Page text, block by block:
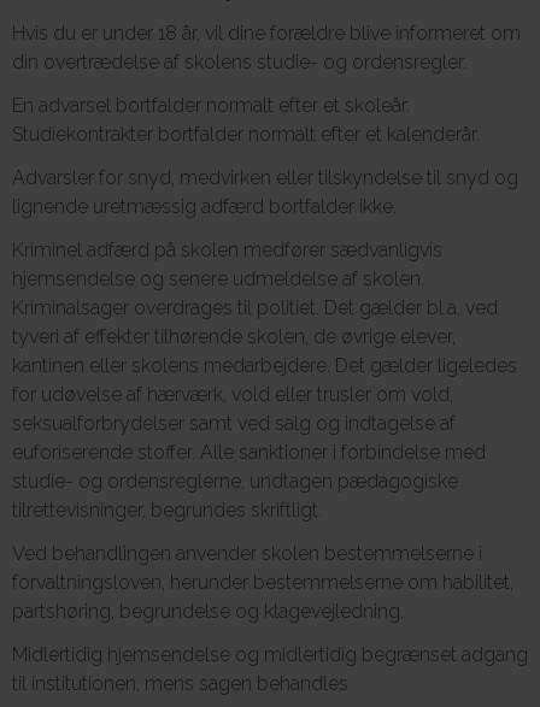
Hvis du er under 18 år, vil dine forældre blive informeret om
din overtrædelse af skolens studie- og ordensregler.
En advarsel bortfalder normalt efter et skoleår.
Studiekontrakter bortfalder normalt efter et kalenderår.
Advarsler for snyd, medvirken eller tilskyndelse til snyd og
lignende uretmæssig adfærd bortfalder ikke.
Kriminel adfærd på skolen medfører sædvanligvis
hjemsendelse og senere udmeldelse af skolen.
Kriminalsager overdrages til politiet. Det gælder bl.a. ved
tyveri af effekter tilhørende skolen, de øvrige elever,
kantinen eller skolens medarbejdere. Det gælder ligeledes
for udøvelse af hærværk, vold eller trusler om vold,
seksualforbrydelser samt ved salg og indtagelse af
euforiserende stoffer. Alle sanktioner i forbindelse med
studie- og ordensreglerne, undtagen pædagogiske
tilrettevisninger, begrundes skriftligt.
Ved behandlingen anvender skolen bestemmelserne i
forvaltningsloven, herunder bestemmelserne om habilitet,
partshøring, begrundelse og klagevejledning.
Midlertidig hjemsendelse og midlertidig begrænset adgang
til institutionen, mens sagen behandles